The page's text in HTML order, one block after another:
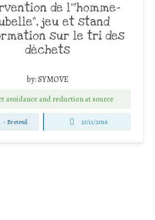
de l’”homme-
jeu et stand
sur le tri des
déchets
by:SYMOVE
avoidance and reduction at source
- Breteuil 23/11/2016